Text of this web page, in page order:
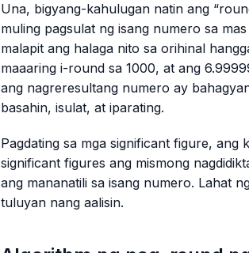
Una, bigyang-kahulugan natin ang
muling pagsulat ng isang numero sa
malapit ang halaga nito sa orihinal
maaaring i-round sa 1000, at ang
ang nagreresultang numero ay
basahin, isulat, at iparating.
Pagdating sa mga significant figure, ang
significant figures ang mismong
ang mananatili sa isang numero. Lahat
tuluyan nang aalisin.